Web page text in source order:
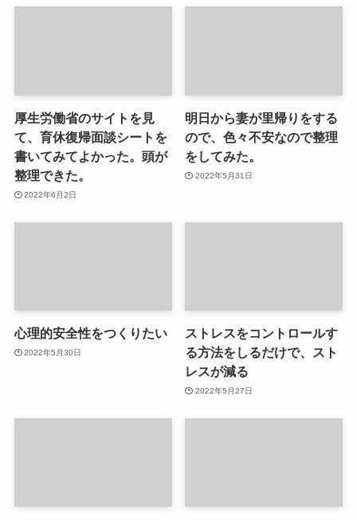
厚生労働省のサイトを見
て、育休復帰面談シートを
書いてみてよかった。頭が
整理できた。
2022年6月2日
明日から妻が里帰りをする
ので、色々不安なので整理
をしてみた。
2022年5月31日
心理的安全性をつくりたい
2022年5月30日
ストレスをコントロールす
る方法をしるだけで、スト
レスが減る
2022年5月27日